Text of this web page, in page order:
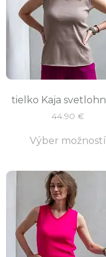
tielko Kaja
44.90 €
Výber možností